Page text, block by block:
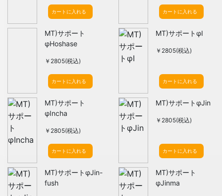
カートに入れる カートに入れる
MT)サポート
φHoshase
￥2805(税込)
カートに入れる
MT)サポートφI
￥2805(税込)
カートに入れる
MT)サポート
φIncha
￥2805(税込)
カートに入れる
MT)サポートφJin
￥2805(税込)
カートに入れる
MT)サポートφJin-
fush
MT)サポート
φJinma